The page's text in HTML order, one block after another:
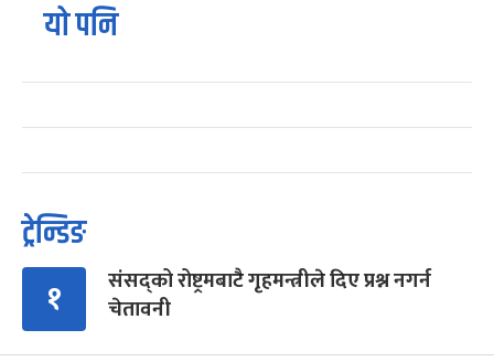
यो पनि
ट्रेन्डिङ
१
संसद्को रोष्ट्रमबाटै गृहमन्त्रीले दिए प्रश्न नगर्न
चेतावनी